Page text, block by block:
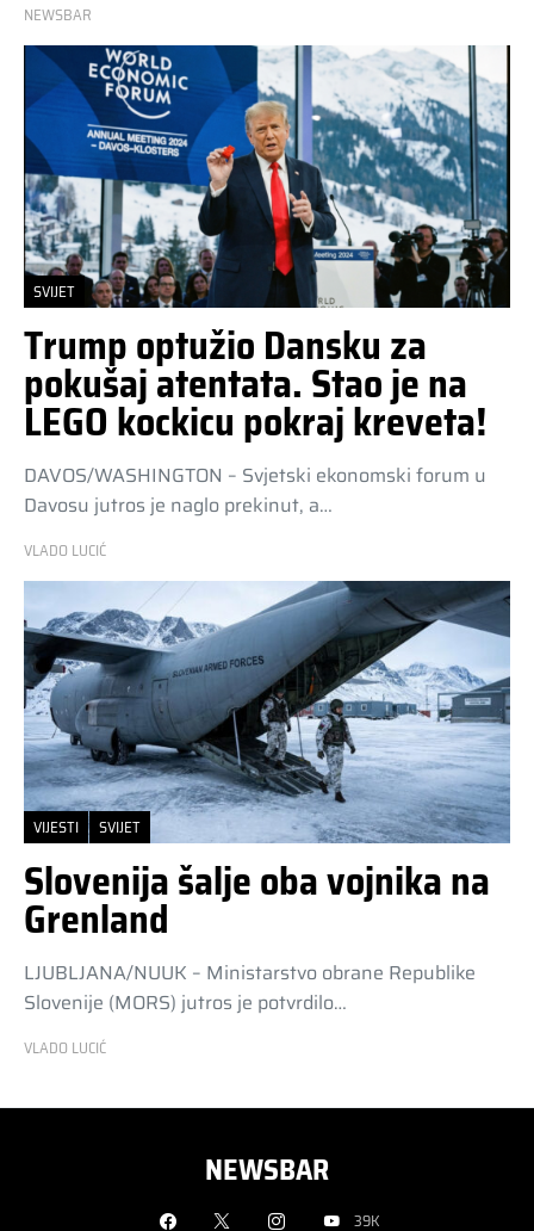
NEWSBAR
SVIJET
Trump optužio Dansku za
pokušaj atentata. Stao je na
LEGO kockicu pokraj kreveta!
DAVOS/WASHINGTON – Svjetski ekonomski forum u
Davosu jutros je naglo prekinut, a…
VLADO LUCIĆ
VIJESTI SVIJET
Slovenija šalje oba vojnika na
Grenland
LJUBLJANA/NUUK – Ministarstvo obrane Republike
Slovenije (MORS) jutros je potvrdilo…
VLADO LUCIĆ
NEWSBAR
39K